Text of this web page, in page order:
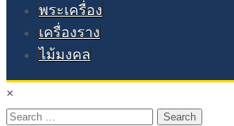
พระเครื่อง
เครื่องราง
ไม้มงคล
×
Search